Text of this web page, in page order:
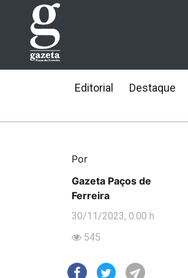
Editorial Destaque
Por
Gazeta Paços de
Ferreira
30/11/2023, 0:00 h
545